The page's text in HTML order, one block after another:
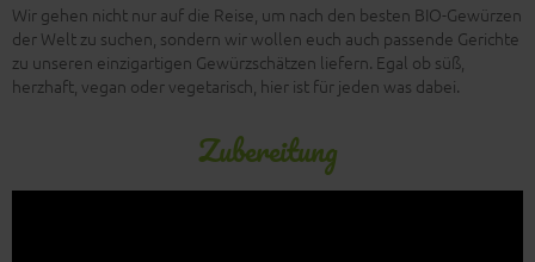
Wir gehen nicht nur auf die Reise, um nach den besten BIO-Gewürzen
der Welt zu suchen, sondern wir wollen euch auch passende Gerichte
zu unseren einzigartigen Gewürzschätzen liefern. Egal ob süß,
herzhaft, vegan oder vegetarisch, hier ist für jeden was dabei.
Zubereitung